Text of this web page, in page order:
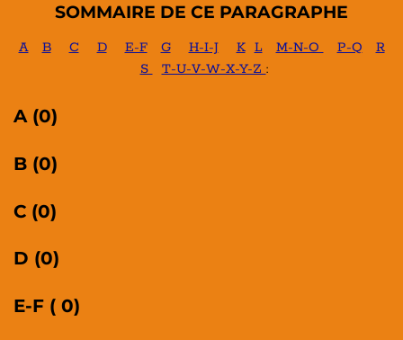
SOMMAIRE DE CE PARAGRAPHE
A B C D E-F G H-I-J K L M-N-O P-Q
R
S
T-U-V-W-X-Y-Z :
A (0)
B (0)
C (0)
D (0)
E-F ( 0)